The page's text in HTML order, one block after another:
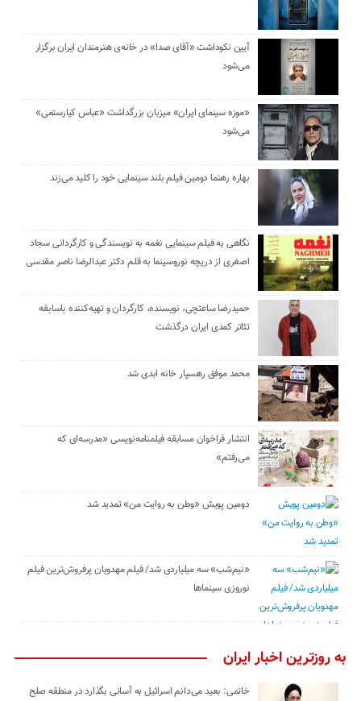
آیین نکوداشت «آقای صدا» در خانه‌ی هنرمندان ایران برگزار
می‌شود
«موزه سینمای ایران» میزبان بزرگداشت «عباس کیارستمی»
می‌شود
بهاره رهنما دومین فیلم بلند سینمایی خود را کلید می‌زند
نگاهی به فیلم سینمایی نغمه به نویسندگی و کارگردانی سجاد
اصغری از دریچه نوروسینما به قلم دکتر عبدالرضا ناصر مقدسی
حمیدرضا ساعتچی، نویسنده، کارگردان و تهیه‌کننده باسابقه
تئاتر کمدی ایران درگذشت
محمد موفق رهسپار خانه ابدی شد
انتشار فراخوان مسابقه فیلمنامه‌نویسی «مدرسه‌ای که
می‌رفتم»
دومین پویش «وطن به روایت من» تمدید شد
«نیم‌شب» سه میلیاردی شد/ فیلم مهدویان پرفروش‌ترین فیلم
نوروزی سینماها
به روزترین اخبار ایران
خاتمی: بعید می‌دانم اسرائیل به آسانی بگذارد در منطقه صلح